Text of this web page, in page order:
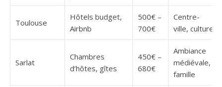
Toulouse
Hôtels budget,
Airbnb
500€ –
700€
Centre-
ville, culture
Sarlat
Chambres
d’hôtes, gîtes
450€ –
680€
Ambiance
médiévale,
famille